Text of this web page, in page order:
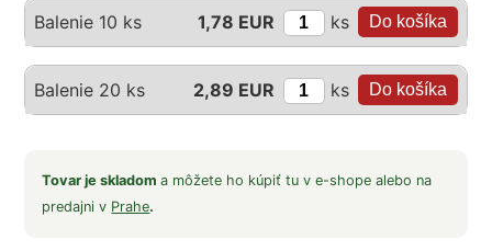
Balenie 10 ks 1,78 EUR ks
Balenie 20 ks 2,89 EUR ks
Tovar je skladoma môžete ho kúpiť tu v e-shope alebo na
predajni v Prahe.